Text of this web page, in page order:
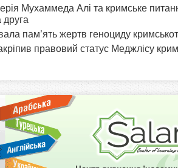
Мухаммеда Алі та кримське
друга
пам’ять жертв геноциду
правовий статус Меджлісу